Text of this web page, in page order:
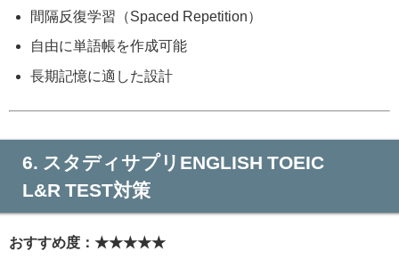
間隔反復学習（Spaced Repetition）
自由に単語帳を作成可能
長期記憶に適した設計
6. スタディサプリENGLISH TOEIC®
L&R TEST対策
おすすめ度：★★★★★